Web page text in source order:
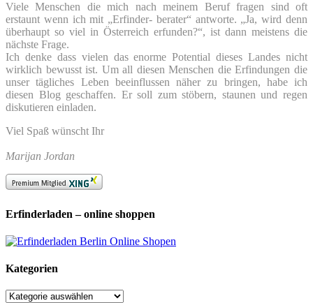
Viele Menschen die mich nach meinem Beruf fragen sind oft
erstaunt wenn ich mit „Erfinder- berater“ antworte. „Ja, wird denn
überhaupt so viel in Österreich erfunden?“, ist dann meistens die
nächste Frage.
Ich denke dass vielen das enorme Potential dieses Landes nicht
wirklich bewusst ist. Um all diesen Menschen die Erfindungen die
unser tägliches Leben beeinflussen näher zu bringen, habe ich
diesen Blog geschaffen. Er soll zum stöbern, staunen und regen
diskutieren einladen.
Viel Spaß wünscht Ihr
Marijan Jordan
Erfinderladen – online shoppen
Kategorien
Kategorien